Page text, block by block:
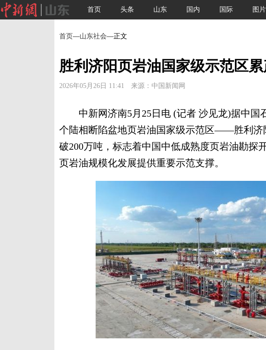
首页 头条 山东 国内 国际 图片
首页—山东社会—正文
胜利济阳页岩油国家级示范区
2026年05月26日 11:41 来源：中国新闻网
中新网济南5月25日电 (记者 沙见龙)据中国
个陆相断陷盆地页岩油国家级示范区——胜利济
破200万吨，标志着中国中低成熟度页岩油勘探
页岩油规模化发展提供重要示范支撑。